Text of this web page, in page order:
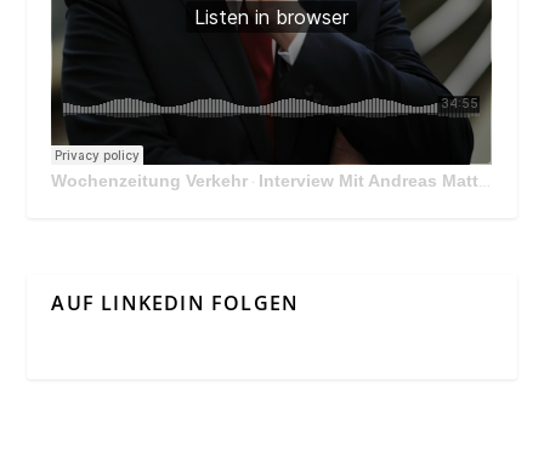
Wochenzeitung Verkehr · Interview Mit Andreas Matthä, CEO der ÖBB Holding
AUF LINKEDIN FOLGEN